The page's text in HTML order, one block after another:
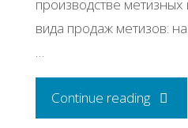
производстве метизных
вида продаж метизов:
…
Continue reading"Как